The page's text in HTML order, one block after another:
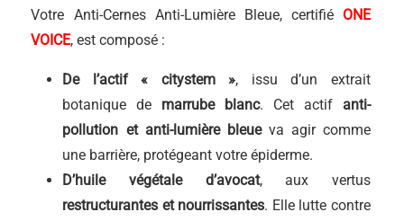
Votre Anti-Cernes Anti-Lumière Bleue, certifié ONE
VOICE, est composé :
De l’actif « citystem », issu d’un extrait
botanique de marrube blanc. Cet actif anti-
pollution et anti-lumière bleueva agir comme
une barrière, protégeant votre épiderme.
D’huile végétale d’avocat, aux vertus
restructurantes et nourrissantes. Elle lutte contre